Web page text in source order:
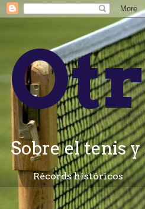
Sobre el tenis
Récords históricos